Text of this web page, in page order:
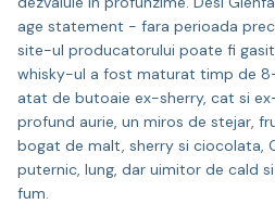
age statement - fara perioada
site-ul producatorului poate fi
whisky-ul a fost maturat timp de
atat de butoaie ex-sherry, cat si
profund aurie, un miros de stejar,
bogat de malt, sherry si ciocolata,
puternic, lung, dar uimitor de cald
fum.